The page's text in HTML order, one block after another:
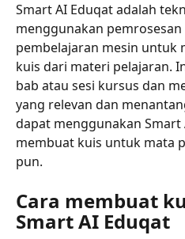
Smart AI Eduqat adalah
menggunakan pemrosesan
pembelajaran mesin untuk
kuis dari materi pelajaran.
bab atau sesi kursus dan
yang relevan dan
dapat menggunakan
membuat kuis untuk mata
pun.
Cara membuat
Smart AI Eduqat